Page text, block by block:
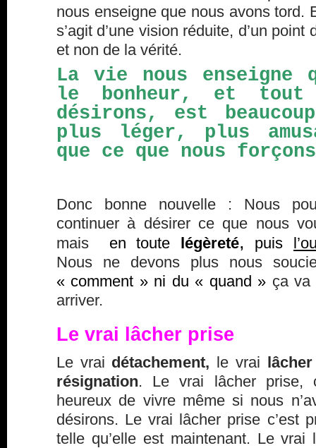
nous enseigne que nous avons tord.
s’agit d’une vision réduite, d’un point
et non de la vérité.
La vie nous
le bonheur, et tout
désirons, est
plus léger, plus
que ce que nous
Donc bonne nouvelle : Nous
continuer à désirer ce que nous
mais en toute légèreté, puis
Nous ne devons plus nous
« comment » ni du « quand » ça va
arriver.
Le vrai lâcher prise
Le vrai détachement, le vrai
résignation. Le vrai lâcher prise,
heureux de vivre même si nous
désirons. Le vrai lâcher prise c’est
telle qu’elle est maintenant. Le vrai